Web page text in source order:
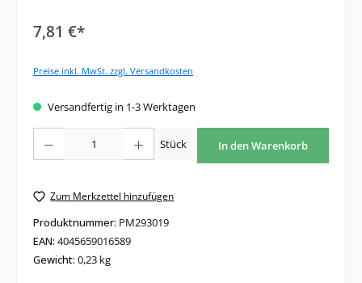
7,81 €*
Preise inkl. MwSt. zzgl. Versandkosten
Versandfertig in 1-3 Werktagen
Stück In den Warenkorb
Zum Merkzettel hinzufügen
Produktnummer: PM293019
EAN: 4045659016589
Gewicht: 0,23 kg